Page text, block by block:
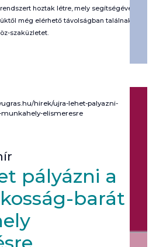
hoztak létre, mely segítségével
még elérhető távolságban találnak
szaküzletet.
hirek/ujra-lehet-palyazni-
munkahely-elismeresre
pályázni a
barát